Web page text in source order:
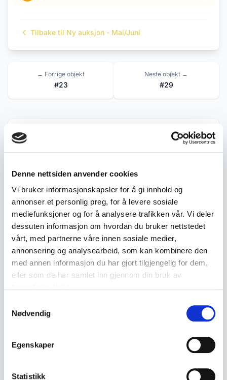
Denne nettsiden anvender cookies
Vi bruker informasjonskapsler for å gi innhold og
annonser et personlig preg, for å levere sosiale
mediefunksjoner og for å analysere trafikken vår. Vi deler
dessuten informasjon om hvordan du bruker nettstedet
vårt, med partnerne våre innen sosiale medier,
annonsering og analysearbeid, som kan kombinere den
med annen informasjon du har gjort tilgjengelig for dem,
eller som de har samlet inn gjennom din bruk av
Nødvendig
Egenskaper
Statistikk
Tilbake til Ny auksjon - Mai/Juni
← Forrige objekt
#23
Neste objekt →
#29
Beskrivelse
dekorativt skaft prydet med gul emalje. Skjeen
har et rent og tidstypisk design med avrundet
skjehode og enkel, stilisert dekor som gir et
klassisk nordisk uttrykk.
En fin bruksgjenstand som også egner seg godt
for samlere av emaljert sølv.
- Materiale: Sølv (925 sterling) med emalje
- Type: Syltetøyskje
- Mål: ca. 12 cm lengde